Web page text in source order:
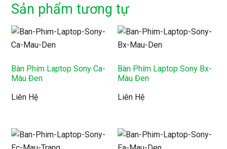
Sản phẩm tương tự
Bàn Phím Laptop Sony Ca-
Màu Đen
Liên Hệ
Bàn Phím Laptop Sony Bx-
Màu Đen
Liên Hệ